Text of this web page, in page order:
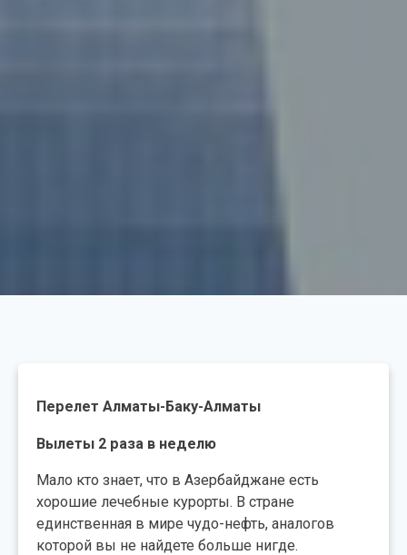
Перелет Алматы-Баку-Алматы
Вылеты 2 раза в неделю
Мало кто знает, что в Азербайджане есть
хорошие лечебные курорты. В стране
единственная в мире чудо-нефть, аналогов
которой вы не найдете больше нигде.